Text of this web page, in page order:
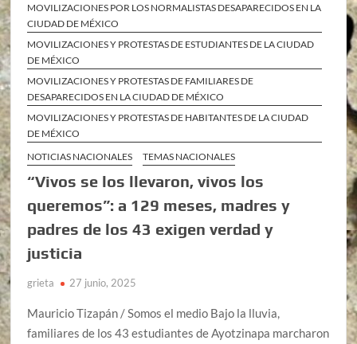
MOVILIZACIONES POR LOS NORMALISTAS DESAPARECIDOS EN LA
CIUDAD DE MÉXICO
MOVILIZACIONES Y PROTESTAS DE ESTUDIANTES DE LA CIUDAD
DE MÉXICO
MOVILIZACIONES Y PROTESTAS DE FAMILIARES DE
DESAPARECIDOS EN LA CIUDAD DE MÉXICO
MOVILIZACIONES Y PROTESTAS DE HABITANTES DE LA CIUDAD
DE MÉXICO
NOTICIAS NACIONALES
TEMAS NACIONALES
“Vivos se los llevaron, vivos los
queremos”: a 129 meses, madres y
padres de los 43 exigen verdad y
justicia
grieta 27 junio, 2025
Mauricio Tizapán / Somos el medio Bajo la lluvia,
familiares de los 43 estudiantes de Ayotzinapa marcharon